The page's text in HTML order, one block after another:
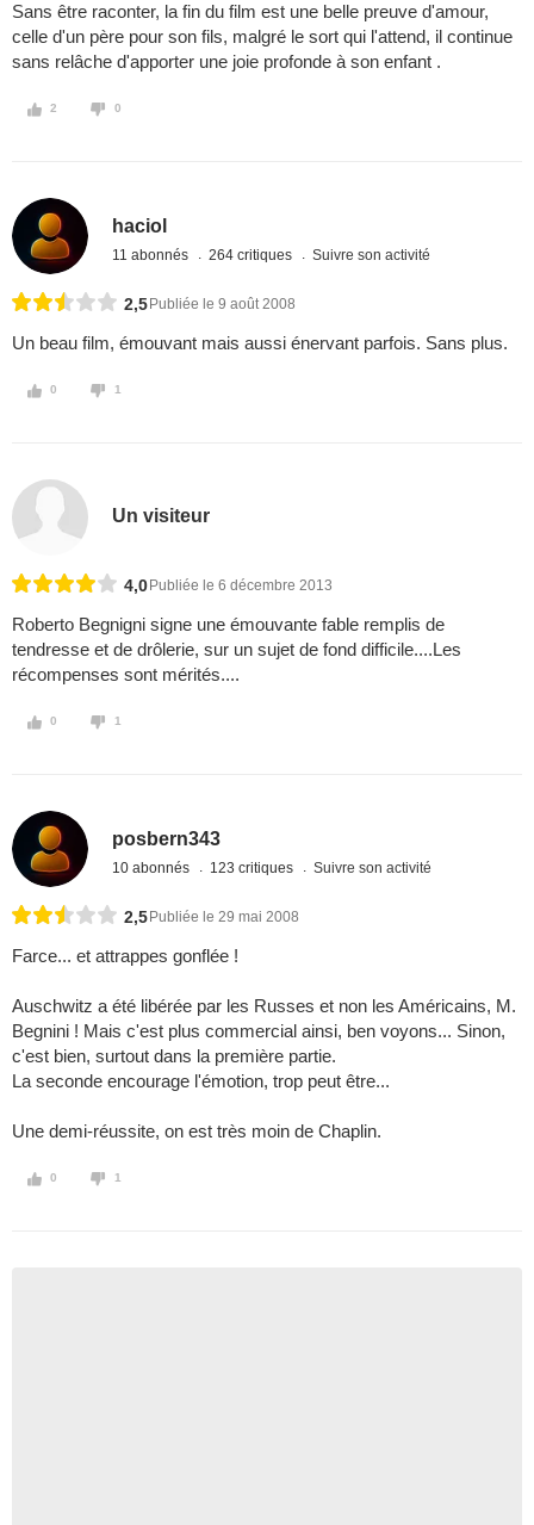
Sans être raconter, la fin du film est une belle preuve d'amour,
celle d'un père pour son fils, malgré le sort qui l'attend, il continue
sans relâche d'apporter une joie profonde à son enfant .
2 0
haciol
11 abonnés 264 critiques Suivre son activité
2,5 Publiée le 9 août 2008
Un beau film, émouvant mais aussi énervant parfois. Sans plus.
0 1
Un visiteur
4,0 Publiée le 6 décembre 2013
Roberto Begnigni signe une émouvante fable remplis de
tendresse et de drôlerie, sur un sujet de fond difficile....Les
récompenses sont mérités....
0 1
posbern343
10 abonnés 123 critiques Suivre son activité
2,5 Publiée le 29 mai 2008
Farce... et attrappes gonflée !
Auschwitz a été libérée par les Russes et non les Américains, M.
Begnini ! Mais c'est plus commercial ainsi, ben voyons... Sinon,
c'est bien, surtout dans la première partie.
La seconde encourage l'émotion, trop peut être...
Une demi-réussite, on est très moin de Chaplin.
0 1